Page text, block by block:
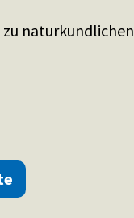
naturkundlichen